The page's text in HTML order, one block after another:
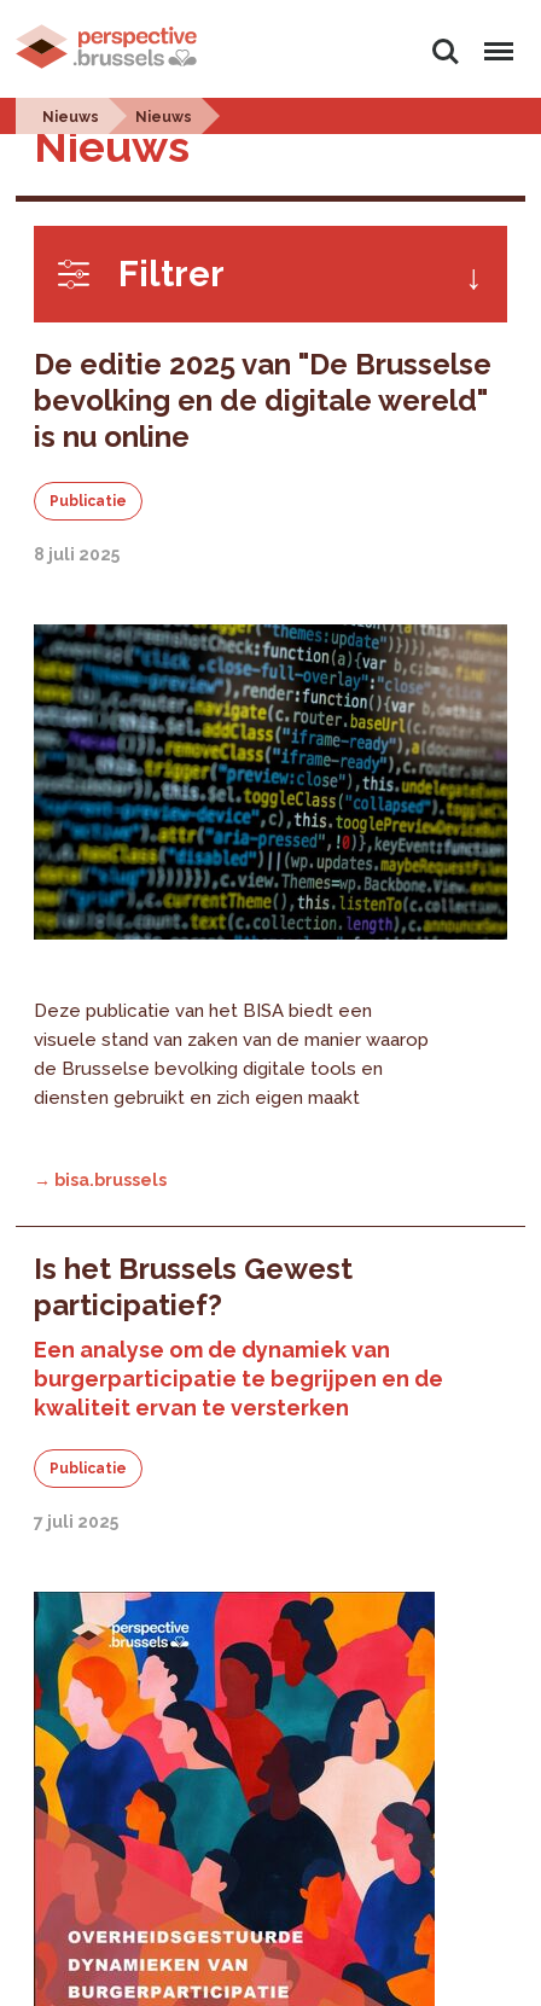
Zoeken Menu
Nieuws Nieuws
Nieuws
Filtrer
De editie 2025 van "De Brusselse
bevolking en de digitale wereld"
is nu online
Publicatie
8 juli 2025
Deze publicatie van het BISA biedt een
visuele stand van zaken van de manier waarop
de Brusselse bevolking digitale tools en
diensten gebruikt en zich eigen maakt
→ bisa.brussels
Is het Brussels Gewest
participatief?
Een analyse om de dynamiek van
burgerparticipatie te begrijpen en de
kwaliteit ervan te versterken
Publicatie
7 juli 2025